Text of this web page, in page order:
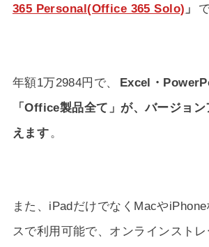
365 Personal(Office 365 Solo) 」
年額1万2984円で、
Excel・
「Office製品全て」が、バージョ
えます 。
また、iPadだけでなくMacや
スで利用可能で、オンラインスト